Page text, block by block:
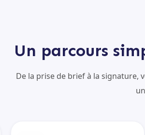
Un parcours
De la prise de brief à la signature,